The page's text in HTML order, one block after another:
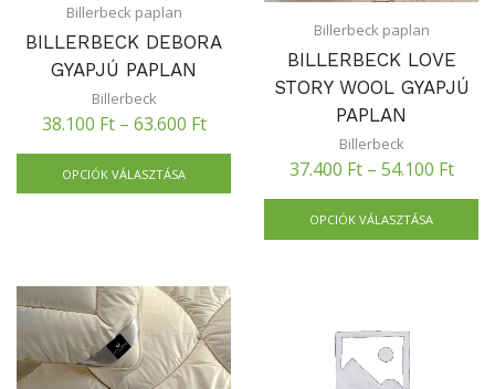
Billerbeck paplan
BILLERBECK DEBORA
GYAPJÚ PAPLAN
Billerbeck
38.100 Ft– 63.600 Ft
OPCIÓK VÁLASZTÁSA
Billerbeck paplan
BILLERBECK LOVE
STORY WOOL GYAPJÚ
PAPLAN
Billerbeck
37.400 Ft– 54.100 Ft
OPCIÓK VÁLASZTÁSA